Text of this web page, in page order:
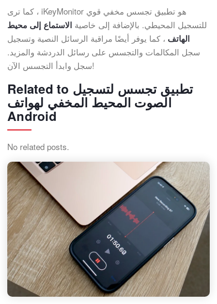
كما ترى ، iKeyMonitor هو تطبيق تجسس مخفي قوي
للتسجيل المحيطي. بالإضافة إلى خاصية الاستماع إلى محيط
الهاتف ، كما يوفر أيضًا مراقبة الرسائل النصية وتسجيل
سجل المكالمات والتجسس على رسائل الدردشة والمزيد.
سجل وابدأ التجسس الآن!
Related to تطبيق تجسس لتسجيل
الصوت المحيط المخفي لهواتف
Android
No related posts.